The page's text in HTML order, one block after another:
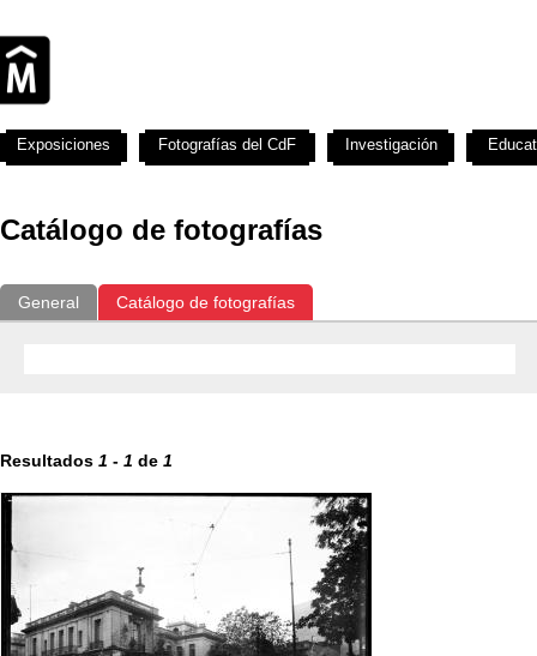
Catálogo de fotografías
General Catálogo de fotografías
Resultados 1 - 1 de 1
Exposiciones Fotografías del CdF Investigación